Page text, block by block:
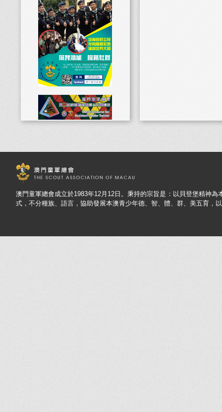
澳門童軍總會成立於1983年12月12日。秉持的宗旨是：以貝登堡精神為
式，不分種族、語言，協助發展本澳青少年德、智、體、群、美五育，